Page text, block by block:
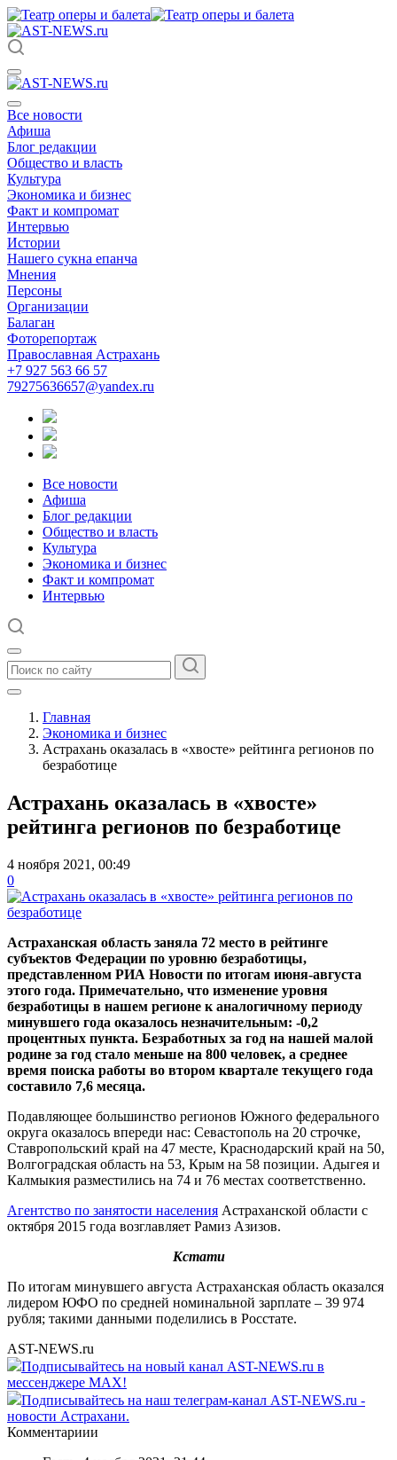
Все новости
Афиша
Блог редакции
Общество и власть
Культура
Экономика и бизнес
Факт и компромат
Интервью
Истории
Нашего сукна епанча
Мнения
Персоны
Организации
Балаган
Фоторепортаж
Православная Астрахань
+7 927 563 66 57
79275636657@yandex.ru
Все новости
Афиша
Блог редакции
Общество и власть
Культура
Экономика и бизнес
Факт и компромат
Интервью
Главная
Экономика и бизнес
Астрахань оказалась в «хвосте» рейтинга регионов по
безработице
Астрахань оказалась в «хвосте»
рейтинга регионов по безработице
4 ноября 2021, 00:49
0
Астраханская область заняла 72 место в рейтинге
субъектов Федерации по уровню безработицы,
представленном РИА Новости по итогам июня-августа
этого года. Примечательно, что изменение уровня
безработицы в нашем регионе к аналогичному периоду
минувшего года оказалось незначительным: -0,2
процентных пункта. Безработных за год на нашей малой
родине за год стало меньше на 800 человек, а среднее
время поиска работы во втором квартале текущего года
составило 7,6 месяца.
Подавляющее большинство регионов Южного федерального
округа оказалось впереди нас: Севастополь на 20 строчке,
Ставропольский край на 47 месте, Краснодарский край на 50,
Волгоградская область на 53, Крым на 58 позиции. Адыгея и
Калмыкия разместились на 74 и 76 местах соответственно.
Агентство по занятости населения Астраханской области с
октября 2015 года возглавляет Рамиз Азизов.
Кстати
По итогам минувшего августа Астраханская область оказался
лидером ЮФО по средней номинальной зарплате – 39 974
рубля; такими данными поделились в Росстате.
AST-NEWS.ru
Подписывайтесь на новый канал AST-NEWS.ru в
мессенджере MAX!
Подписывайтесь на наш телеграм-канал AST-NEWS.ru -
новости Астрахани.
Комментариии